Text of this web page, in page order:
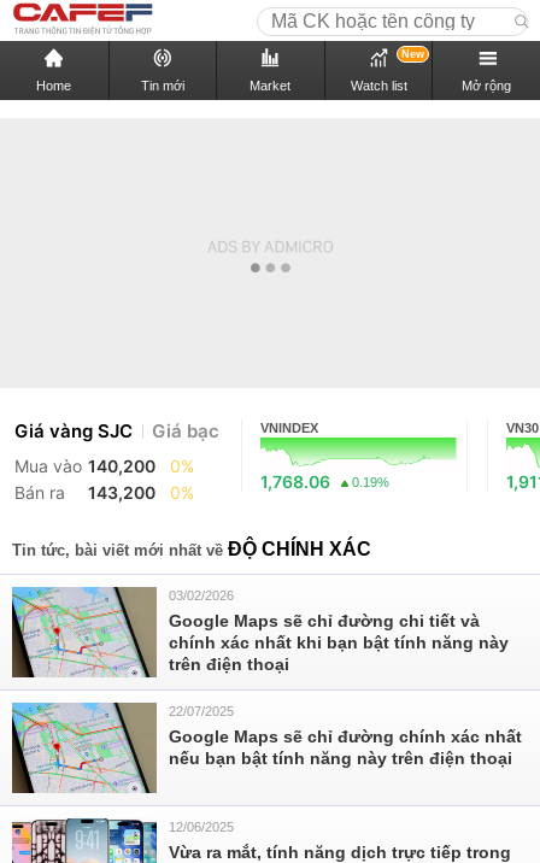
Home Tin mới Market Watch list
New
Mở rộng
Giá vàng SJC Giá bạc
Mua vào 140,200
0%
Bán ra
143,200 0%
VNINDEX
1,768.06 0.19%
VN30
Tin tức, bài viết mới nhất về ĐỘ CHÍNH XÁC
03/02/2026
Google Maps sẽ chỉ đường chi tiết và
chính xác nhất khi bạn bật tính năng này
trên điện thoại
22/07/2025
Google Maps sẽ chỉ đường chính xác nhất
nếu bạn bật tính năng này trên điện thoại
12/06/2025
Vừa ra mắt, tính năng dịch trực tiếp trong